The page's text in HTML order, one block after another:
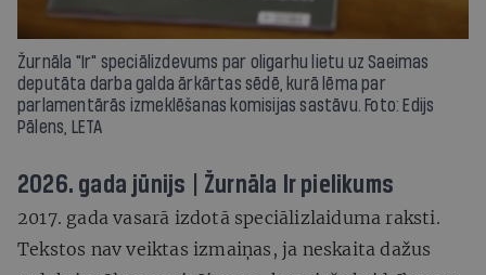
Žurnāla "Ir" speciālizdevums par oligarhu lietu uz Saeimas
deputāta darba galda ārkārtas sēdē, kurā lēma par
parlamentārās izmeklēšanas komisijas sastāvu. Foto: Edijs
Pālens, LETA
2026. gada jūnijs | Žurnāla Ir pielikums
2017. gada vasarā izdotā speciālizlaiduma raksti.
Tekstos nav veiktas izmaiņas, ja neskaita dažus